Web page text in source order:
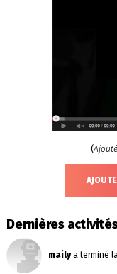
(
Dernières
mailya terminé